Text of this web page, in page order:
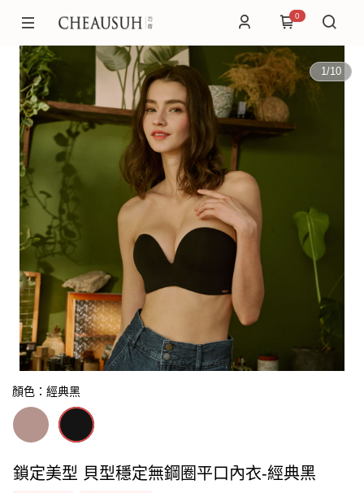
0
1/10
顏色：經典黑
鎖定美型 貝型穩定無鋼圈平口內衣-經典黑